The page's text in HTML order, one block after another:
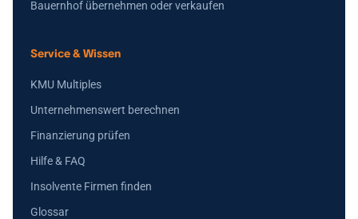
Bauernhof übernehmen oder verkaufen
Service & Wissen
KMU Multiples
Unternehmenswert berechnen
Finanzierung prüfen
Hilfe & FAQ
Insolvente Firmen finden
Glossar